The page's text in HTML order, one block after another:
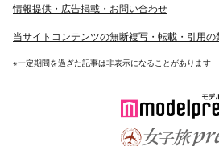
情報提供・広告掲載・お問い合わせ
当サイトコンテンツの無断複写・転載・引用の
※一定期間を過ぎた記事は非表示になることがあります